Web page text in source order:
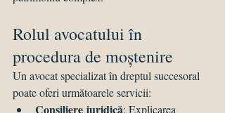
Rolul avocatului în
procedura de moștenire
Un avocat specializat în dreptul succesoral
poate oferi următoarele servicii:
Consiliere juridică: Explicarea